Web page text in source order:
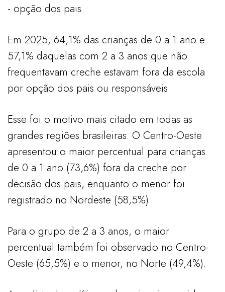
- opção dos pais
Em 2025, 64,1% das crianças de 0 a 1 ano e
57,1% daquelas com 2 a 3 anos que não
frequentavam creche estavam fora da escola
por opção dos pais ou responsáveis.
Esse foi o motivo mais citado em todas as
grandes regiões brasileiras. O Centro-Oeste
apresentou o maior percentual para crianças
de 0 a 1 ano (73,6%) fora da creche por
decisão dos pais, enquanto o menor foi
registrado no Nordeste (58,5%).
Para o grupo de 2 a 3 anos, o maior
percentual também foi observado no Centro-
Oeste (65,5%) e o menor, no Norte (49,4%).